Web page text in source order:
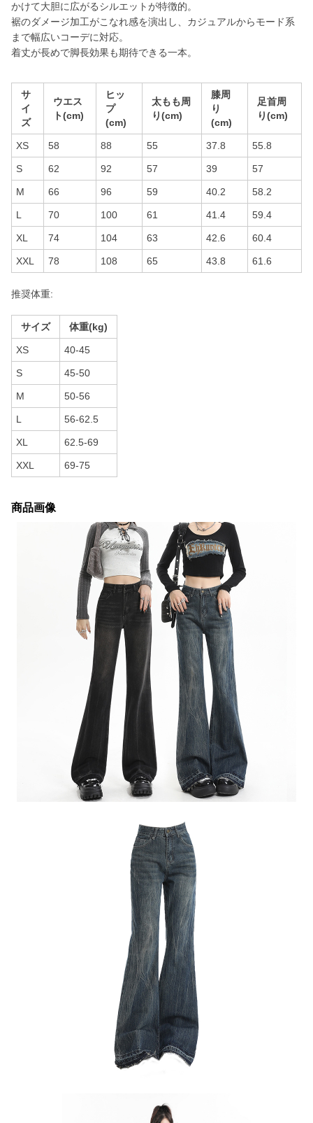
かけて大胆に広がるシルエットが特徴的。
裾のダメージ加工がこなれ感を演出し、カジュアルからモード系
まで幅広いコーデに対応。
着丈が長めで脚長効果も期待できる一本。
サ
イ
ズ
ウエス
ト(cm)
ヒッ
プ
(cm)
太もも周
り(cm)
膝周
り
(cm)
足首周
り(cm)
XS 58 88 55 37.8 55.8
S 62 92 57 39 57
M 66 96 59 40.2 58.2
L 70 100 61 41.4 59.4
XL 74 104 63 42.6 60.4
XXL 78 108 65 43.8 61.6
推奨体重:
サイズ 体重(kg)
XS 40-45
S 45-50
M 50-56
L 56-62.5
XL 62.5-69
XXL 69-75
商品画像